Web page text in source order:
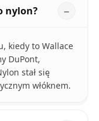
nylon?
kiedy to Wallace
DuPont,
stał się
włóknem.